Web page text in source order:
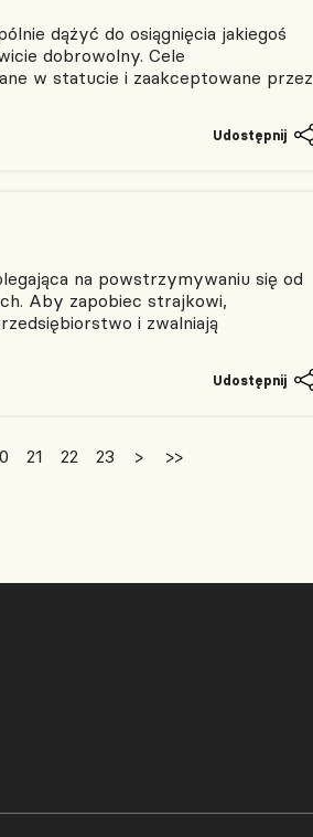
dążyć do osiągnięcia jakiegoś
dobrowolny. Cele
w statucie i zaakceptowane przez
Udostępnij
na powstrzymywaniu się od
Aby zapobiec strajkowi,
i zwalniają
Udostępnij
21 22 23 > >>